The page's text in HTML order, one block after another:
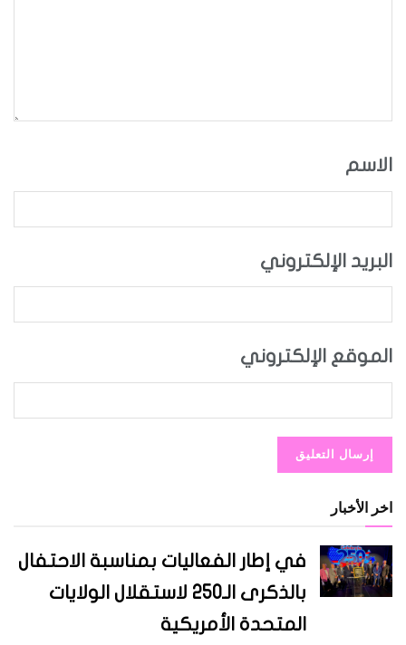
الاسم
البريد الإلكتروني
الموقع الإلكتروني
اخر الأخبار
في إطار الفعاليات بمناسبة الاحتفال
بالذكرى الـ250 لاستقلال الولايات
المتحدة الأمريكية